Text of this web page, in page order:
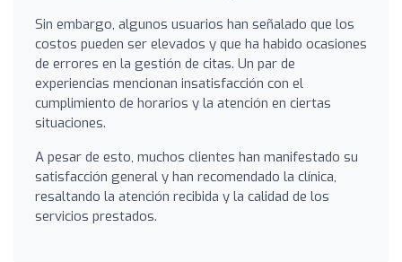
Sin embargo, algunos usuarios han señalado que los
costos pueden ser elevados y que ha habido ocasiones
de errores en la gestión de citas. Un par de
experiencias mencionan insatisfacción con el
cumplimiento de horarios y la atención en ciertas
situaciones.
A pesar de esto, muchos clientes han manifestado su
satisfacción general y han recomendado la clínica,
resaltando la atención recibida y la calidad de los
servicios prestados.